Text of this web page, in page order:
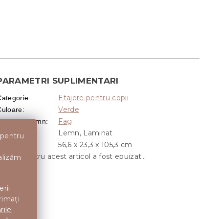
SUPLIMENTARI
: Etajere pentru copii
: Verde
din lemn: Fag
: Lemn, Laminat
56,6 x 23,3 x 105,3 cm
pentru acest articol a fost epuizat…